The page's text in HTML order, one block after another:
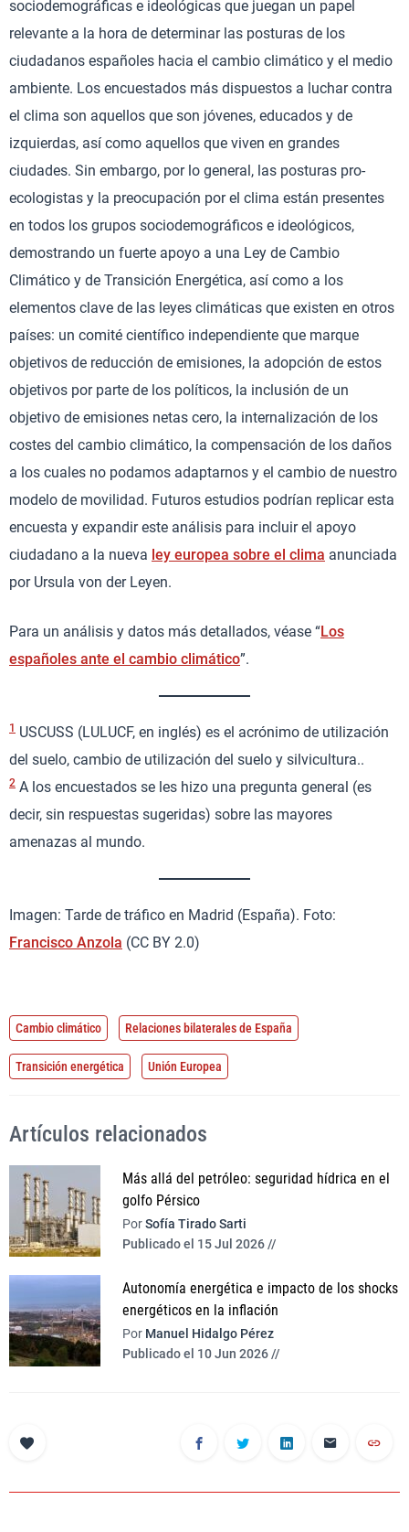
sociodemográficas e ideológicas que juegan un papel
relevante a la hora de determinar las posturas de los
ciudadanos españoles hacia el cambio climático y el medio
ambiente. Los encuestados más dispuestos a luchar contra
el clima son aquellos que son jóvenes, educados y de
izquierdas, así como aquellos que viven en grandes
ciudades. Sin embargo, por lo general, las posturas pro-
ecologistas y la preocupación por el clima están presentes
en todos los grupos sociodemográficos e ideológicos,
demostrando un fuerte apoyo a una Ley de Cambio
Climático y de Transición Energética, así como a los
elementos clave de las leyes climáticas que existen en otros
países: un comité científico independiente que marque
objetivos de reducción de emisiones, la adopción de estos
objetivos por parte de los políticos, la inclusión de un
objetivo de emisiones netas cero, la internalización de los
costes del cambio climático, la compensación de los daños
a los cuales no podamos adaptarnos y el cambio de nuestro
modelo de movilidad. Futuros estudios podrían replicar esta
encuesta y expandir este análisis para incluir el apoyo
ciudadano a la nueva ley europea sobre el clima anunciada
por Ursula von der Leyen.
Para un análisis y datos más detallados, véase “Los
españoles ante el cambio climático”.
1 USCUSS (LULUCF, en inglés) es el acrónimo de utilización
del suelo, cambio de utilización del suelo y silvicultura..
2 A los encuestados se les hizo una pregunta general (es
decir, sin respuestas sugeridas) sobre las mayores
amenazas al mundo.
Imagen: Tarde de tráfico en Madrid (España). Foto:
Francisco Anzola (CC BY 2.0)
Cambio climático Relaciones bilaterales de España
Transición energética Unión Europea
Artículos relacionados
Más allá del petróleo: seguridad hídrica en el
golfo Pérsico
PorSofía Tirado Sarti
Publicado el 15 Jul 2026 //
Autonomía energética e impacto de los shocks
energéticos en la inflación
Por Manuel Hidalgo Pérez
Publicado el 10 Jun 2026 //